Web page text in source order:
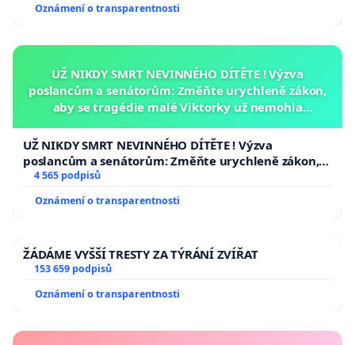
Oznámení o transparentnosti
UŽ NIKDY SMRT NEVINNÉHO DÍTĚTE ! Výzva
poslancům a senátorům: Změňte urychleně zákon,
aby se tragédie malé Viktorky už nemohla
UŽ NIKDY SMRT NEVINNÉHO DÍTĚTE ! Výzva
poslancům a senátorům: Změňte urychleně zákon,
aby se tragédie malé Viktorky už nemohla opakovat!
4 565 podpisů
Oznámení o transparentnosti
ŽÁDÁME VYŠŠÍ TRESTY ZA TÝRÁNÍ ZVÍŘAT
153 659 podpisů
Oznámení o transparentnosti